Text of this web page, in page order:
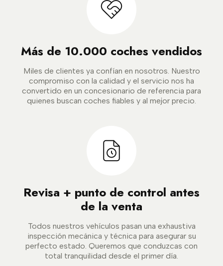
Más de 10.000 coches vendidos
Miles de clientes ya confían en nosotros. Nuestro
compromiso con la calidad y el servicio nos ha
convertido en un concesionario de referencia para
quienes buscan coches fiables y al mejor precio.
Revisa + punto de control antes
de la venta
Todos nuestros vehículos pasan una exhaustiva
inspección mecánica y técnica para asegurar su
perfecto estado. Queremos que conduzcas con
total tranquilidad desde el primer día.